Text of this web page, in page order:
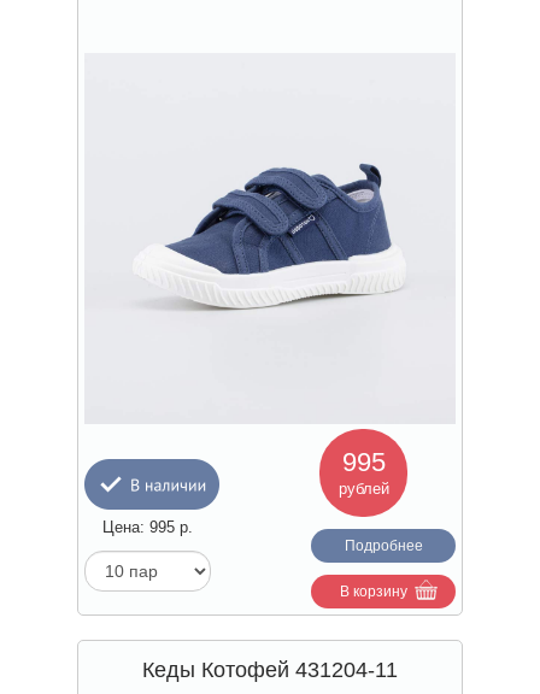
995
рублей
Цена: 995 р.
Подробнее
В корзину
Кеды Котофей 431204-11